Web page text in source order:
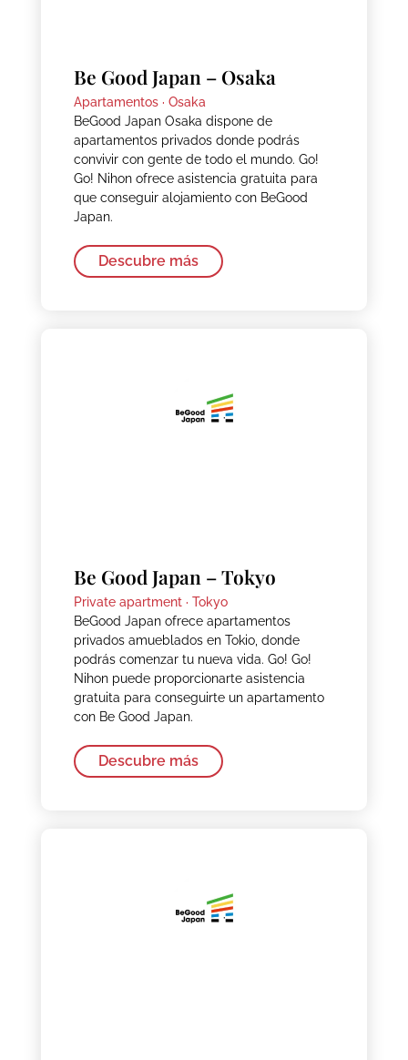
Be Good Japan – Osaka
Apartamentos · Osaka
BeGood Japan Osaka dispone de
apartamentos privados donde podrás
convivir con gente de todo el mundo. Go!
Go! Nihon ofrece asistencia gratuita para
que conseguir alojamiento con BeGood
Japan.
Descubre más
Be Good Japan – Tokyo
Private apartment · Tokyo
BeGood Japan ofrece apartamentos
privados amueblados en Tokio, donde
podrás comenzar tu nueva vida. Go! Go!
Nihon puede proporcionarte asistencia
gratuita para conseguirte un apartamento
con Be Good Japan.
Descubre más